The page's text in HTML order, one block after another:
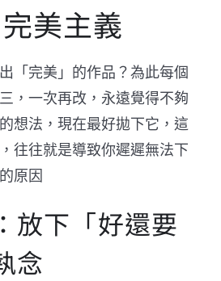
美主義
「完美」的作品？為此每個
，一次再改，永遠覺得不夠
想法，現在最好拋下它，這
往往就是導致你遲遲無法下
原因
放下「好還要
念